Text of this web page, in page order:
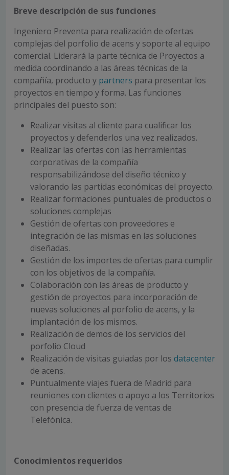
Breve descripción de sus funciones
Ingeniero Preventa para realización de ofertas
complejas del porfolio de acens y soporte al equipo
comercial. Liderará la parte técnica de Proyectos a
medida coordinando a las áreas técnicas de la
compañía, producto y partners para presentar los
proyectos en tiempo y forma. Las funciones
principales del puesto son:
Realizar visitas al cliente para cualificar los
proyectos y defenderlos una vez realizados.
Realizar las ofertas con las herramientas
corporativas de la compañía
responsabilizándose del diseño técnico y
valorando las partidas económicas del proyecto.
Realizar formaciones puntuales de productos o
soluciones complejas
Gestión de ofertas con proveedores e
integración de las mismas en las soluciones
diseñadas.
Gestión de los importes de ofertas para cumplir
con los objetivos de la compañía.
Colaboración con las áreas de producto y
gestión de proyectos para incorporación de
nuevas soluciones al porfolio de acens, y la
implantación de los mismos.
Realización de demos de los servicios del
porfolio Cloud
Realización de visitas guiadas por los datacenter
de acens.
Puntualmente viajes fuera de Madrid para
reuniones con clientes o apoyo a los Territorios
con presencia de fuerza de ventas de
Telefónica.
Conocimientos requeridos